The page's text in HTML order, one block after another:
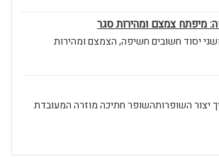
מיפתח צמצם ומהירות סגר
יסוד חשובים חשיפה, הצמצם ומהירות
יצור השופרותהשופר חתיכה מוזרה המעובדת